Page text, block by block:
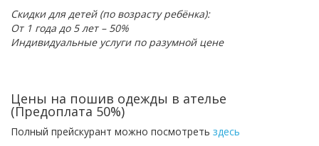
Скидки для детей (по возрасту ребёнка):
От 1 года до 5 лет – 50%
Индивидуальные услуги по разумной цене
Цены на пошив одежды в ателье
(Предоплата 50%)
Полный прейскурант можно посмотреть здесь